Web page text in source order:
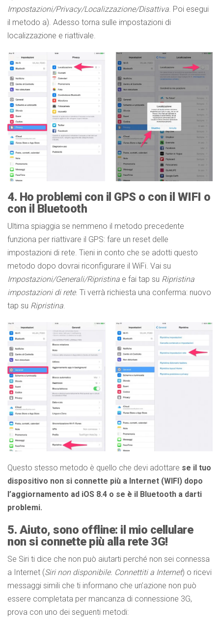
Impostazioni/Privacy/Localizzazione/Disattiva . Poi esegui
il metodo a). Adesso torna sulle impostazioni di
localizzazione e riattivale.
4. Ho problemi con il GPS o con il WIFI o
con il Bluetooth
Ultima spiaggia se nemmeno il metodo precedente
funziona per riattivare il GPS: fare un reset delle
impostazioni di rete. Tieni in conto che se adotti questo
metodo dopo dovrai riconfigurare il WiFi. Vai su
Impostazioni/Generali/Ripristina e fai tap su Ripristina
impostazioni di rete. Ti verrà richiesta una conferma: nuovo
tap su Ripristina
Questo stesso metodo è quello che devi adottare se il tuo
dispositivo non si connette più a Internet (WIFI) dopo
l’aggiornamento ad iOS 8.4 o se è il Bluetooth a darti
problemi.
5. Aiuto, sono offline: il mio cellulare
non si connette più alla rete 3G!
Se Siri ti dice che non può aiutarti perché non sei connessa
a Internet (Siri non disponibile. Connettiti a Internet) o ricevi
messaggi simili che ti informano che un’azione non può
essere completata per mancanza di connessione 3G,
prova con uno dei seguenti metodi: